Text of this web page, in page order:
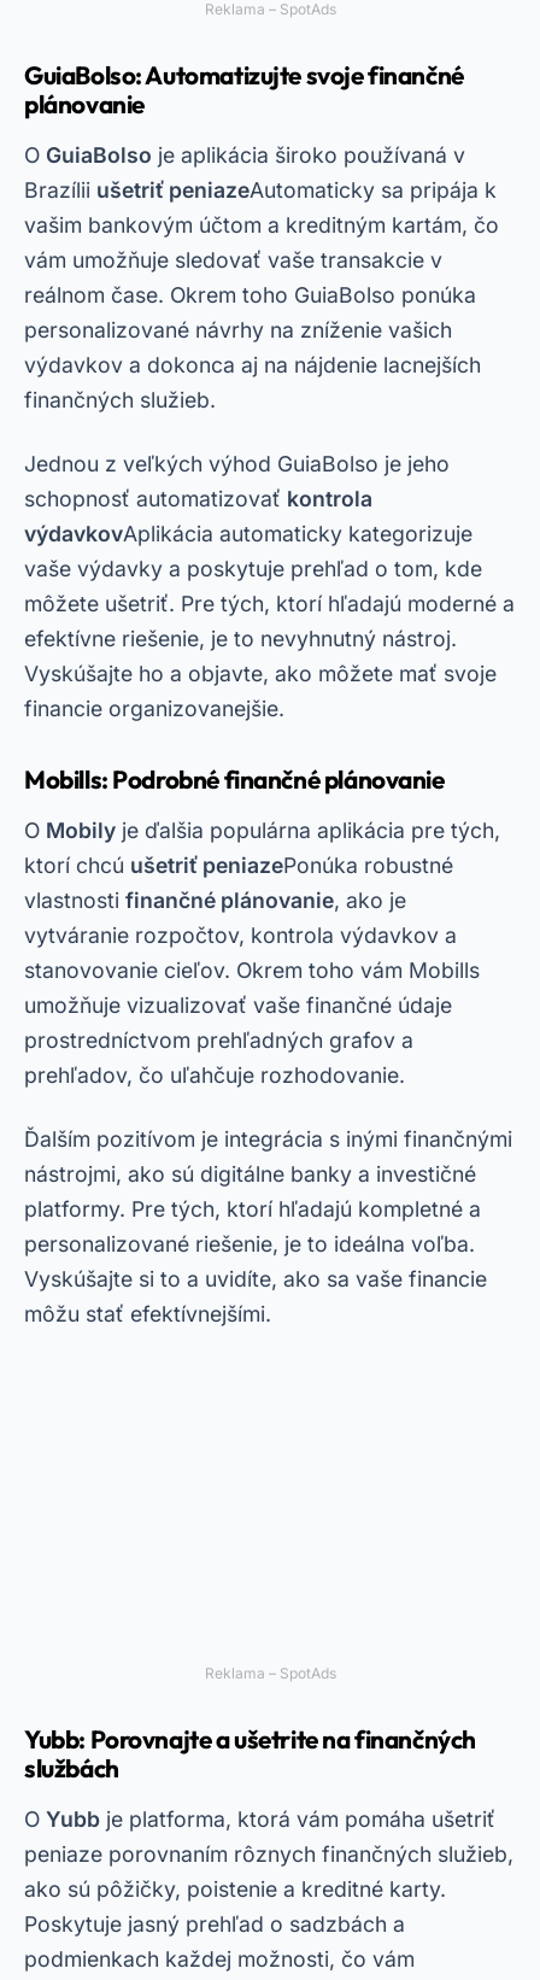
Reklama – SpotAds
GuiaBolso: Automatizujte svoje finančné
plánovanie
O GuiaBolso je aplikácia široko používaná v
Brazílii ušetriť peniazeAutomaticky sa pripája k
vašim bankovým účtom a kreditným kartám, čo
vám umožňuje sledovať vaše transakcie v
reálnom čase. Okrem toho GuiaBolso ponúka
personalizované návrhy na zníženie vašich
výdavkov a dokonca aj na nájdenie lacnejších
finančných služieb.
Jednou z veľkých výhod GuiaBolso je jeho
schopnosť automatizovať kontrola
výdavkovAplikácia automaticky kategorizuje
vaše výdavky a poskytuje prehľad o tom, kde
môžete ušetriť. Pre tých, ktorí hľadajú moderné a
efektívne riešenie, je to nevyhnutný nástroj.
Vyskúšajte ho a objavte, ako môžete mať svoje
financie organizovanejšie.
Mobills: Podrobné finančné plánovanie
O Mobily je ďalšia populárna aplikácia pre tých,
ktorí chcú ušetriť peniazePonúka robustné
vlastnosti finančné plánovanie, ako je
vytváranie rozpočtov, kontrola výdavkov a
stanovovanie cieľov. Okrem toho vám Mobills
umožňuje vizualizovať vaše finančné údaje
prostredníctvom prehľadných grafov a
prehľadov, čo uľahčuje rozhodovanie.
Ďalším pozitívom je integrácia s inými finančnými
nástrojmi, ako sú digitálne banky a investičné
platformy. Pre tých, ktorí hľadajú kompletné a
personalizované riešenie, je to ideálna voľba.
Vyskúšajte si to a uvidíte, ako sa vaše financie
môžu stať efektívnejšími.
Reklama – SpotAds
Yubb: Porovnajte a ušetrite na finančných
službách
O Yubb je platforma, ktorá vám pomáha ušetriť
peniaze porovnaním rôznych finančných služieb,
ako sú pôžičky, poistenie a kreditné karty.
Poskytuje jasný prehľad o sadzbách a
podmienkach každej možnosti, čo vám